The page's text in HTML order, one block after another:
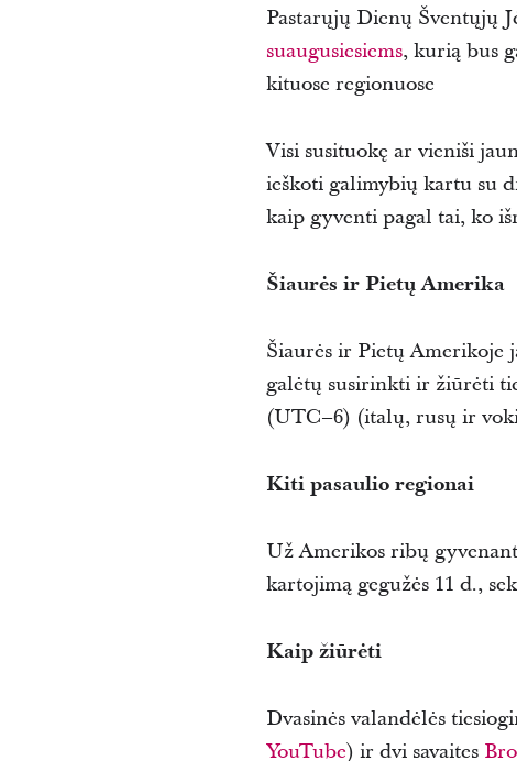
Pastarųjų Dienų Šventųjų
suaugusiesiems, kurią bus
kituose regionuose
Visi susituokę ar vieniši
ieškoti galimybių kartu su
kaip gyventi pagal tai, ko
Šiaurės ir Pietų Amerika
Šiaurės ir Pietų Amerikoje
galėtų susirinkti ir žiūrėti
(UTC–6) (italų, rusų ir
Kiti pasaulio regionai
Už Amerikos ribų
kartojimą gegužės 11 d.,
Kaip žiūrėti
Dvasinės valandėlės
YouTube) ir dvi savaites